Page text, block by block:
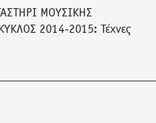
ΜΟΥΣΙΚΗΣ
2014-2015: Τέχνες